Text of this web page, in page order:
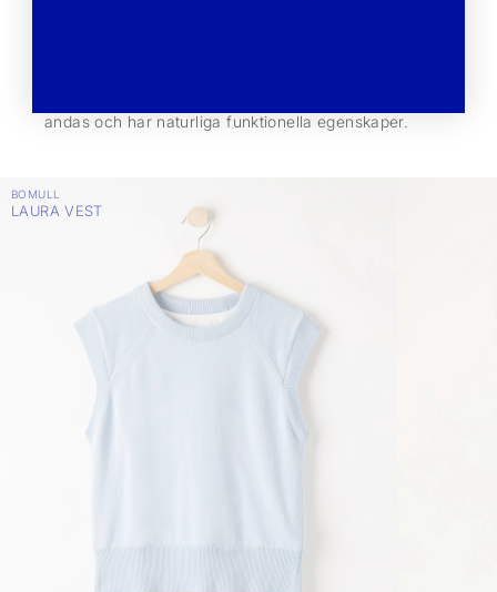
andas och har naturliga funktionella egenskaper.
BOMULL
LAURA VEST